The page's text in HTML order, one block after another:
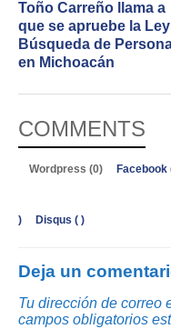
Toño Carreño llama a
que se apruebe la
Búsqueda de
en Michoacán
COMMENTS
Wordpress (0) Facebook
) Disqus ( )
Deja un
Tu dirección de correo
campos obligatorios